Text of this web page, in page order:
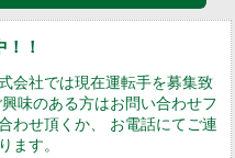
！
会社では現在運転手を募集致
味のある方はお問い合わせフ
わせ頂くか、 お電話にてご連
ます。